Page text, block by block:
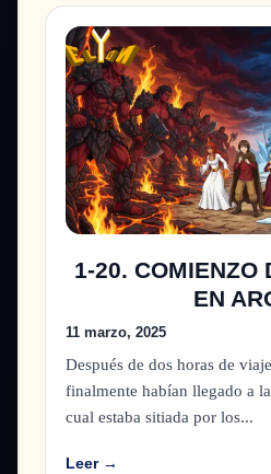
1-20. COMIENZO
EN
11 marzo, 2025
Después de dos horas de
finalmente habían llegado a
cual estaba sitiada por los...
Leer →